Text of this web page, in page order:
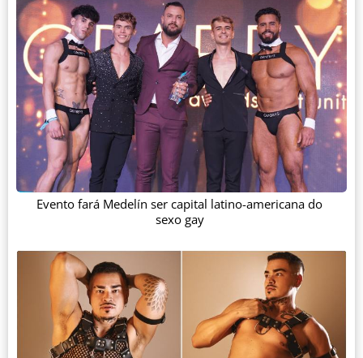
Evento fará Medelín ser capital latino-americana do
sexo gay